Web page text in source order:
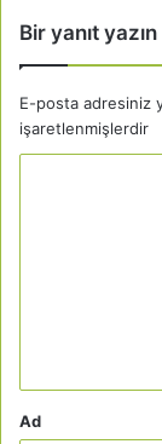
Bir yanıt yazın
E-posta adresiniz
işaretlenmişlerdir
Ad